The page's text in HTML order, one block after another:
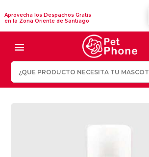
Aprovecha los Despachos Gratis
en la Zona Oriente de Santiago